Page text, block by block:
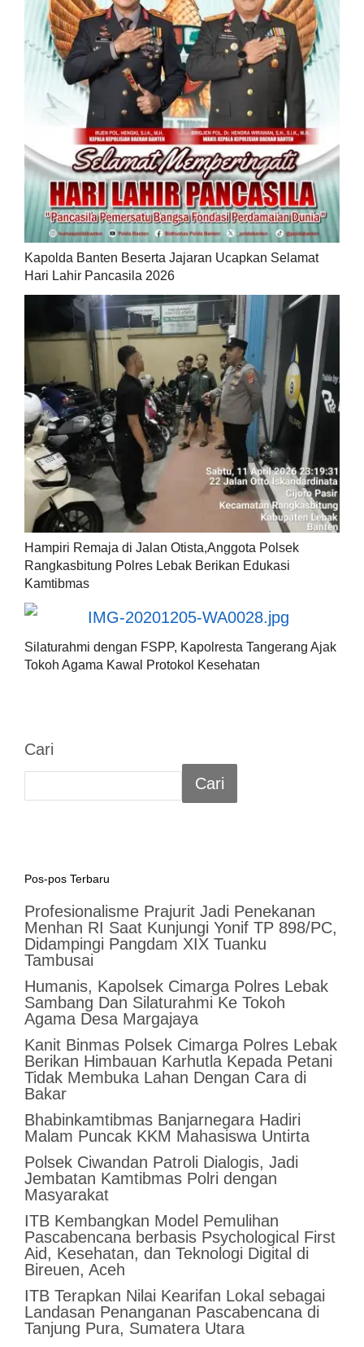
Kapolda Banten Beserta Jajaran Ucapkan Selamat
Hari Lahir Pancasila 2026
Hampiri Remaja di Jalan Otista,Anggota Polsek
Rangkasbitung Polres Lebak Berikan Edukasi
Kamtibmas
Silaturahmi dengan FSPP, Kapolresta Tangerang Ajak
Tokoh Agama Kawal Protokol Kesehatan
Cari
Cari
Pos-pos Terbaru
Profesionalisme Prajurit Jadi Penekanan
Menhan RI Saat Kunjungi Yonif TP 898/PC,
Didampingi Pangdam XIX Tuanku
Tambusai
Humanis, Kapolsek Cimarga Polres Lebak
Sambang Dan Silaturahmi Ke Tokoh
Agama Desa Margajaya
Kanit Binmas Polsek Cimarga Polres Lebak
Berikan Himbauan Karhutla Kepada Petani
Tidak Membuka Lahan Dengan Cara di
Bakar
Bhabinkamtibmas Banjarnegara Hadiri
Malam Puncak KKM Mahasiswa Untirta
Polsek Ciwandan Patroli Dialogis, Jadi
Jembatan Kamtibmas Polri dengan
Masyarakat
ITB Kembangkan Model Pemulihan
Pascabencana berbasis Psychological First
Aid, Kesehatan, dan Teknologi Digital di
Bireuen, Aceh
ITB Terapkan Nilai Kearifan Lokal sebagai
Landasan Penanganan Pascabencana di
Tanjung Pura, Sumatera Utara